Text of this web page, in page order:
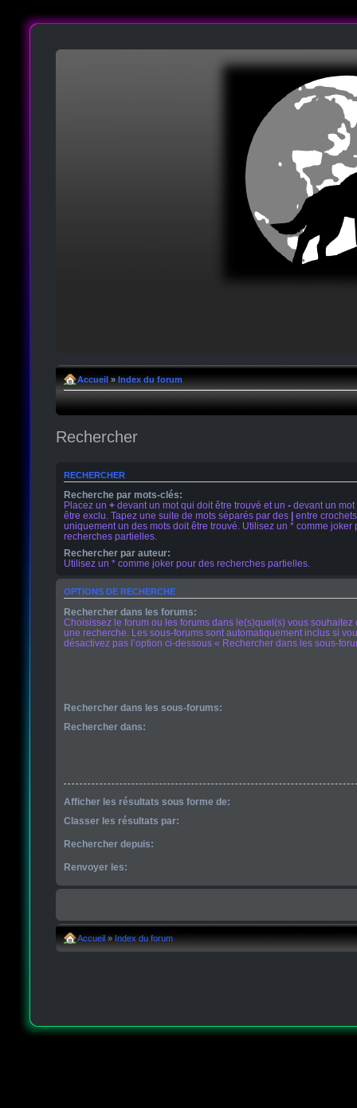
Accueil » Index du forum
Rechercher
RECHERCHER
Recherche par mots-clés:
Placez un + devant un mot qui doit être trouvé et un - devant un mot
être exclu. Tapez une suite de mots séparés par des | entre
uniquement un des mots doit être trouvé. Utilisez un * comme joker
recherches partielles.
Rechercher par auteur:
Utilisez un * comme joker pour des recherches partielles.
OPTIONS DE RECHERCHE
Rechercher dans les forums:
Choisissez le forum ou les forums dans le(s)quel(s) vous souhaitez
une recherche. Les sous-forums sont automatiquement inclus si
désactivez pas l’option ci-dessous « Rechercher dans les sous-
Rechercher dans les sous-forums:
Rechercher dans:
Afficher les résultats sous forme de:
Classer les résultats par:
Rechercher depuis:
Renvoyer les:
Accueil » Index du forum